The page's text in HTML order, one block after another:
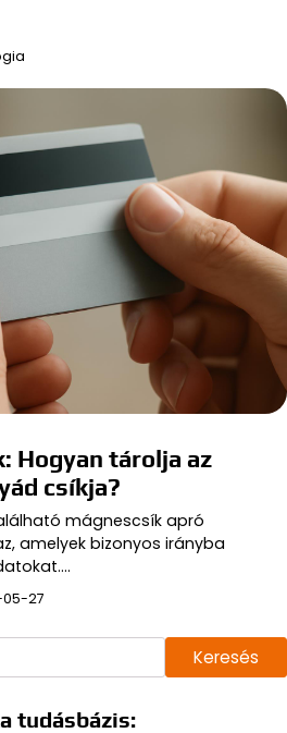
Hogyan tárolja az
csíkja?
mágnescsík apró
amelyek bizonyos irányba
27
Keresés
tudásbázis: